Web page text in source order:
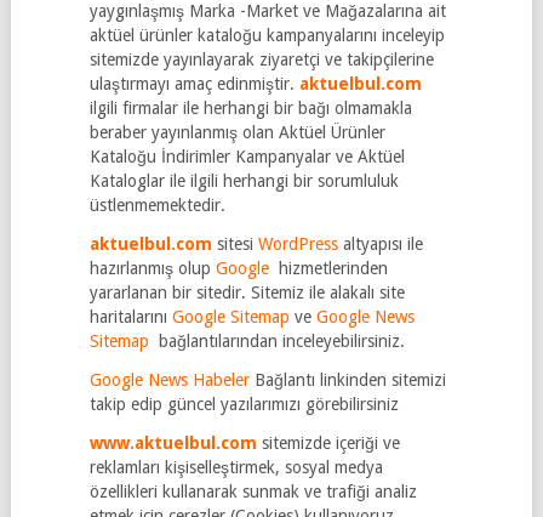
yaygınlaşmış Marka -Market ve Mağazalarına ait
aktüel ürünler kataloğu kampanyalarını inceleyip
sitemizde yayınlayarak ziyaretçi ve takipçilerine
ulaştırmayı amaç edinmiştir. aktuelbul.com
ilgili firmalar ile herhangi bir bağı olmamakla
beraber yayınlanmış olan Aktüel Ürünler
Kataloğu İndirimler Kampanyalar ve Aktüel
Kataloglar ile ilgili herhangi bir sorumluluk
üstlenmemektedir.
aktuelbul.com sitesi WordPressaltyapısı ile
hazırlanmış olup Googlehizmetlerinden
yararlanan bir sitedir. Sitemiz ile alakalı site
haritalarını Google Sitemap ve Google News
Sitemap
bağlantılarından inceleyebilirsiniz.
Google News Habeler Bağlantı linkinden sitemizi
takip edip güncel yazılarımızı görebilirsiniz
www.aktuelbul.com sitemizde içeriği ve
reklamları kişiselleştirmek, sosyal medya
özellikleri kullanarak sunmak ve trafiği analiz